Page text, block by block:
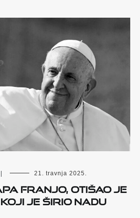
21. travnja 2025.
FRANJO, OTIŠAO JE
JE ŠIRIO NADU